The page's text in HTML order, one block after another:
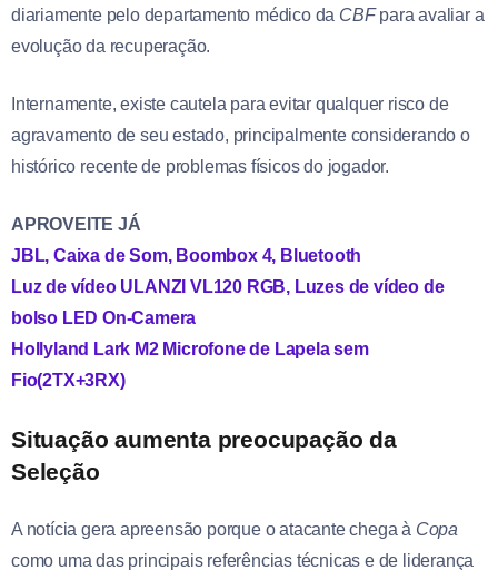
diariamente pelo departamento médico da CBFpara avaliar a
evolução da recuperação.
Internamente, existe cautela para evitar qualquer risco de
agravamento de seu estado, principalmente considerando o
histórico recente de problemas físicos do jogador.
APROVEITE JÁ
JBL, Caixa de Som, Boombox 4, Bluetooth
Luz de vídeo ULANZI VL120 RGB, Luzes de vídeo de
bolso LED On-Camera
Hollyland Lark M2 Microfone de Lapela sem
Fio(2TX+3RX)
Situação aumenta preocupação da
Seleção
A notícia gera apreensão porque o atacante chega à Copa
como uma das principais referências técnicas e de liderança